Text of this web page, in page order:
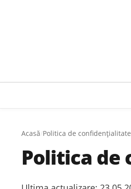
Acasă/Politica de confidențialitate
Politica